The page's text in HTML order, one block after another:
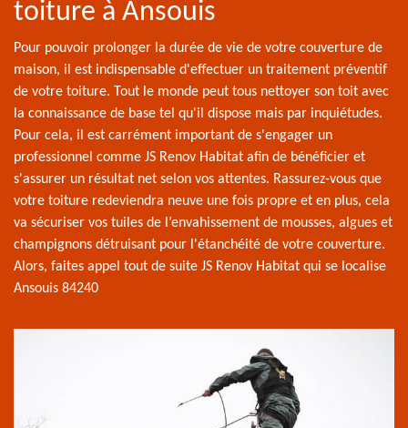
toiture à Ansouis
Pour pouvoir prolonger la durée de vie de votre couverture de
maison, il est indispensable d'effectuer un traitement préventif
de votre toiture. Tout le monde peut tous nettoyer son toit avec
la connaissance de base tel qu'il dispose mais par inquiétudes.
Pour cela, il est carrément important de s'engager un
professionnel comme JS Renov Habitat afin de bénéficier et
s'assurer un résultat net selon vos attentes. Rassurez-vous que
votre toiture redeviendra neuve une fois propre et en plus, cela
va sécuriser vos tuiles de l’envahissement de mousses, algues et
champignons détruisant pour l'étanchéité de votre couverture.
Alors, faites appel tout de suite JS Renov Habitat qui se localise
Ansouis 84240